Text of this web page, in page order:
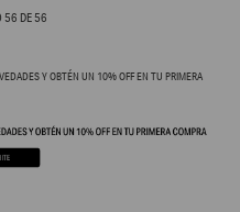
56 DE56
Y OBTÉN UN 10% OFF EN TU PRIMERA